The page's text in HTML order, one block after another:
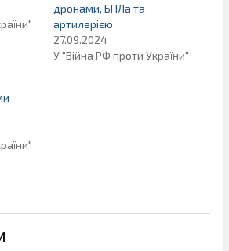
дронами, БПЛа та
артилерією
27.09.2024
У "Війна РФ проти України"